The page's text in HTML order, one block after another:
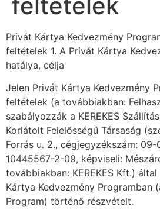
Privát Kártya Kedvezmény
feltételek 1. A Privát Kártya
hatálya, célja
Jelen Privát Kártya Kedvezmény
feltételek (a továbbiakban:
szabályozzák a KEREKES
Korlátolt Felelősségű Társaság
Forrás u. 2., cégjegyzékszám:
10445567-2-09, képviseli:
továbbiakban: KEREKES Kft.)
Kártya Kedvezmény Programban
Program) történő részvételt.